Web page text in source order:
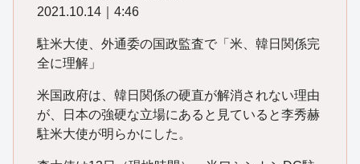
2021.10.14｜4:46
駐米大使、外通委の国政監査で「米、韓日関係完
全に理解」
米国政府は、韓日関係の硬直が解消されない理由
が、日本の強硬な立場にあると見ていると李秀赫
駐米大使が明らかにした。